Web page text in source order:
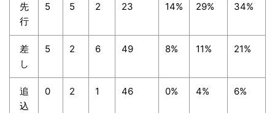
先
行
5 5 2 23 14% 29% 34%
差
し
5 2 6 49 8% 11% 21%
追
込
0 2 1 46 0% 4% 6%